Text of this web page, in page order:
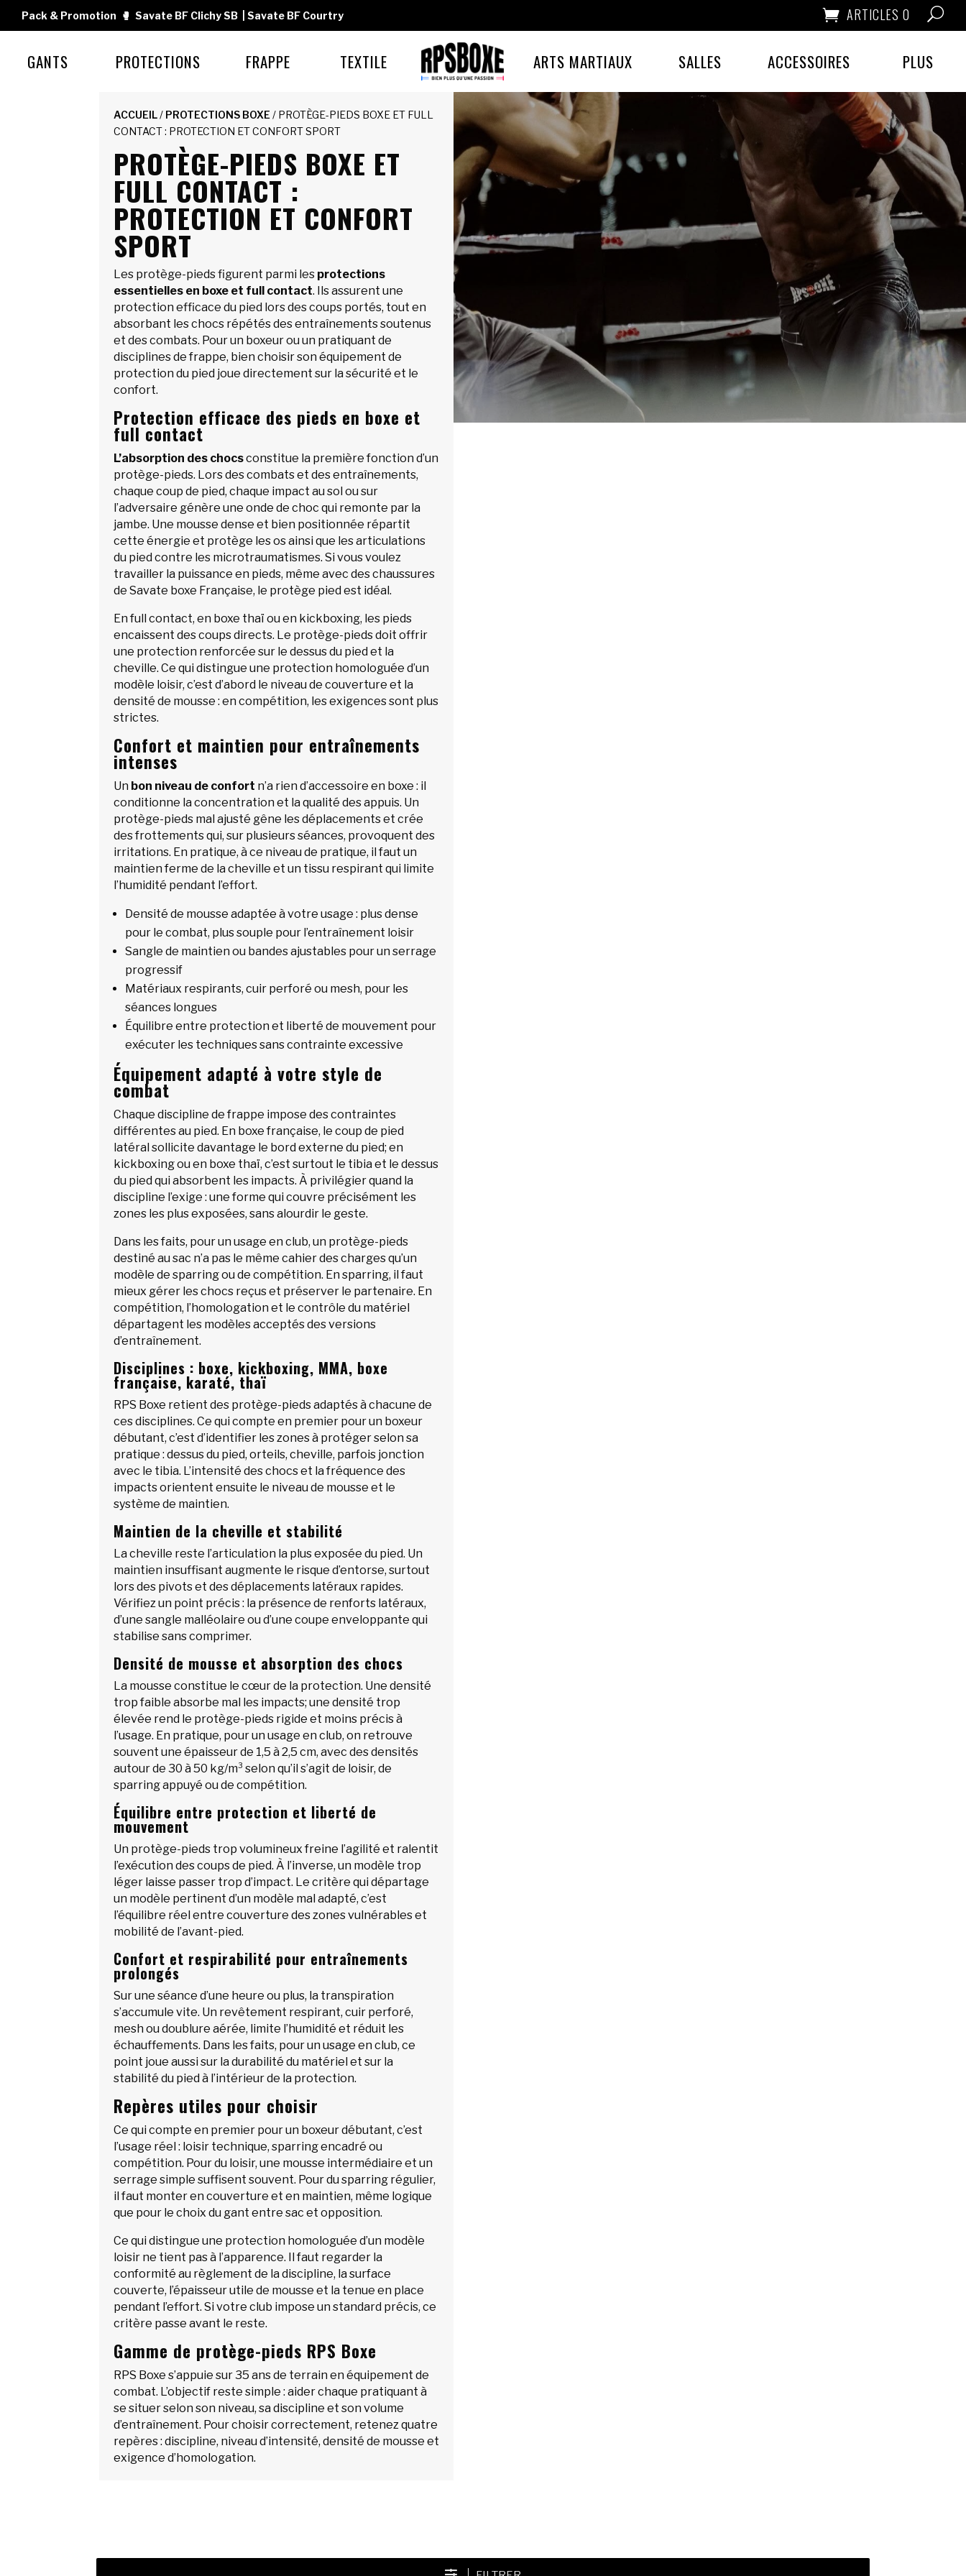
Pack & Promotion 🥊 Savate BF Clichy SB Savate BF Courtry ARTICLES 0
GANTS PROTECTIONS FRAPPE TEXTILE ARTS MARTIAUX SALLES ACCESSOIRES PLUS
ACCUEIL/ PROTECTIONS BOXE / PROTÈGE-PIEDS BOXE ET FULL
CONTACT : PROTECTION ET CONFORT SPORT
PROTÈGE-PIEDS BOXE ET
FULL CONTACT :
PROTECTION ET CONFORT
SPORT
Les protège-pieds figurent parmi les protections
essentielles en boxe et full contact. Ils assurent une
protection efficace du pied lors des coups portés, tout en
absorbant les chocs répétés des entraînements soutenus
et des combats. Pour un boxeur ou un pratiquant de
disciplines de frappe, bien choisir son équipement de
protection du pied joue directement sur la sécurité et le
confort.
Protection efficace des pieds en boxe et
full contact
L’absorption des chocsconstitue la première fonction d’un
protège-pieds. Lors des combats et des entraînements,
chaque coup de pied, chaque impact au sol ou sur
l’adversaire génère une onde de choc qui remonte par la
jambe. Une mousse dense et bien positionnée répartit
cette énergie et protège les os ainsi que les articulations
du pied contre les microtraumatismes. Si vous voulez
travailler la puissance en pieds, même avec des chaussures
de Savate boxe Française, le protège pied est idéal.
En full contact, en boxe thaï ou en kickboxing, les pieds
encaissent des coups directs. Le protège-pieds doit offrir
une protection renforcée sur le dessus du pied et la
cheville. Ce qui distingue une protection homologuée d’un
modèle loisir, c’est d’abord le niveau de couverture et la
densité de mousse : en compétition, les exigences sont plus
strictes.
Confort et maintien pour entraînements
intenses
Un bon niveau de confort n’a rien d’accessoire en boxe : il
conditionne la concentration et la qualité des appuis. Un
protège-pieds mal ajusté gêne les déplacements et crée
des frottements qui, sur plusieurs séances, provoquent des
irritations. En pratique, à ce niveau de pratique, il faut un
maintien ferme de la cheville et un tissu respirant qui limite
l’humidité pendant l’effort.
Densité de mousse adaptée à votre usage : plus dense
pour le combat, plus souple pour l’entraînement loisir
Sangle de maintien ou bandes ajustables pour un serrage
progressif
Matériaux respirants, cuir perforé ou mesh, pour les
séances longues
Équilibre entre protection et liberté de mouvement pour
exécuter les techniques sans contrainte excessive
Équipement adapté à votre style de
combat
Chaque discipline de frappe impose des contraintes
différentes au pied. En boxe française, le coup de pied
latéral sollicite davantage le bord externe du pied; en
kickboxing ou en boxe thaï, c’est surtout le tibia et le dessus
du pied qui absorbent les impacts. À privilégier quand la
discipline l’exige : une forme qui couvre précisément les
zones les plus exposées, sans alourdir le geste.
Dans les faits, pour un usage en club, un protège-pieds
destiné au sac n’a pas le même cahier des charges qu’un
modèle de sparring ou de compétition. En sparring, il faut
mieux gérer les chocs reçus et préserver le partenaire. En
compétition, l’homologation et le contrôle du matériel
départagent les modèles acceptés des versions
d’entraînement.
Disciplines : boxe, kickboxing, MMA, boxe
française, karaté, thaï
RPS Boxe retient des protège-pieds adaptés à chacune de
ces disciplines. Ce qui compte en premier pour un boxeur
débutant, c’est d’identifier les zones à protéger selon sa
pratique : dessus du pied, orteils, cheville, parfois jonction
avec le tibia. L’intensité des chocs et la fréquence des
impacts orientent ensuite le niveau de mousse et le
système de maintien.
Maintien de la cheville et stabilité
La cheville reste l’articulation la plus exposée du pied. Un
maintien insuffisant augmente le risque d’entorse, surtout
lors des pivots et des déplacements latéraux rapides.
Vérifiez un point précis : la présence de renforts latéraux,
d’une sangle malléolaire ou d’une coupe enveloppante qui
stabilise sans comprimer.
Densité de mousse et absorption des chocs
La mousse constitue le cœur de la protection. Une densité
trop faible absorbe mal les impacts; une densité trop
élevée rend le protège-pieds rigide et moins précis à
l’usage. En pratique, pour un usage en club, on retrouve
souvent une épaisseur de 1,5 à 2,5 cm, avec des densités
autour de 30 à 50 kg/m³ selon qu’il s’agit de loisir, de
sparring appuyé ou de compétition.
Équilibre entre protection et liberté de
mouvement
Un protège-pieds trop volumineux freine l’agilité et ralentit
l’exécution des coups de pied. À l’inverse, un modèle trop
léger laisse passer trop d’impact. Le critère qui départage
un modèle pertinent d’un modèle mal adapté, c’est
l’équilibre réel entre couverture des zones vulnérables et
mobilité de l’avant-pied.
Confort et respirabilité pour entraînements
prolongés
Sur une séance d’une heure ou plus, la transpiration
s’accumule vite. Un revêtement respirant, cuir perforé,
mesh ou doublure aérée, limite l’humidité et réduit les
échauffements. Dans les faits, pour un usage en club, ce
point joue aussi sur la durabilité du matériel et sur la
stabilité du pied à l’intérieur de la protection.
Repères utiles pour choisir
Ce qui compte en premier pour un boxeur débutant, c’est
l’usage réel : loisir technique, sparring encadré ou
compétition. Pour du loisir, une mousse intermédiaire et un
serrage simple suffisent souvent. Pour du sparring régulier,
il faut monter en couverture et en maintien, même logique
que pour le choix du gant entre sac et opposition.
Ce qui distingue une protection homologuée d’un modèle
loisir ne tient pas à l’apparence. Il faut regarder la
conformité au règlement de la discipline, la surface
couverte, l’épaisseur utile de mousse et la tenue en place
pendant l’effort. Si votre club impose un standard précis, ce
critère passe avant le reste.
Gamme de protège-pieds RPS Boxe
RPS Boxe s’appuie sur 35 ans de terrain en équipement de
combat. L’objectif reste simple : aider chaque pratiquant à
se situer selon son niveau, sa discipline et son volume
d’entraînement. Pour choisir correctement, retenez quatre
repères : discipline, niveau d’intensité, densité de mousse et
exigence d’homologation.